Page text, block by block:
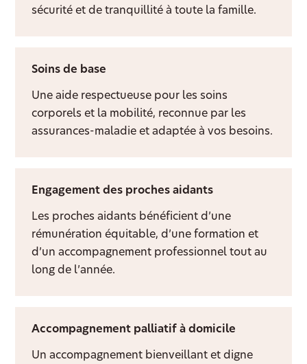
sécurité et de tranquillité à toute la famille.
Soins de base
Une aide respectueuse pour les soins
corporels et la mobilité, reconnue par les
assurances-maladie et adaptée à vos besoins.
Engagement des proches aidants
Les proches aidants bénéficient d’une
rémunération équitable, d’une formation et
d’un accompagnement professionnel tout au
long de l’année.
Accompagnement palliatif à domicile
Un accompagnement bienveillant et digne